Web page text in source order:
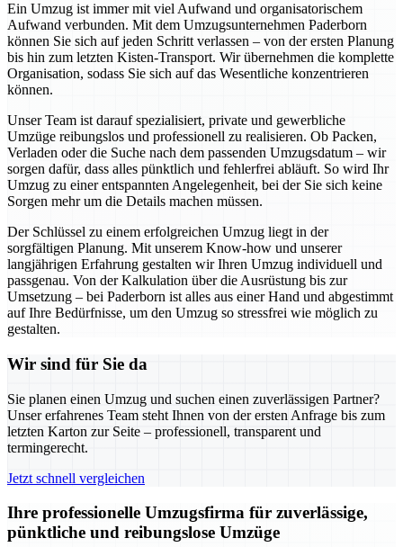
Ein Umzug ist immer mit viel Aufwand und organisatorischem
Aufwand verbunden. Mit dem Umzugsunternehmen Paderborn
können Sie sich auf jeden Schritt verlassen – von der ersten Planung
bis hin zum letzten Kisten-Transport. Wir übernehmen die komplette
Organisation, sodass Sie sich auf das Wesentliche konzentrieren
können.
Unser Team ist darauf spezialisiert, private und gewerbliche
Umzüge reibungslos und professionell zu realisieren. Ob Packen,
Verladen oder die Suche nach dem passenden Umzugsdatum – wir
sorgen dafür, dass alles pünktlich und fehlerfrei abläuft. So wird Ihr
Umzug zu einer entspannten Angelegenheit, bei der Sie sich keine
Sorgen mehr um die Details machen müssen.
Der Schlüssel zu einem erfolgreichen Umzug liegt in der
sorgfältigen Planung. Mit unserem Know-how und unserer
langjährigen Erfahrung gestalten wir Ihren Umzug individuell und
passgenau. Von der Kalkulation über die Ausrüstung bis zur
Umsetzung – bei Paderborn ist alles aus einer Hand und abgestimmt
auf Ihre Bedürfnisse, um den Umzug so stressfrei wie möglich zu
gestalten.
Wir sind für Sie da
Sie planen einen Umzug und suchen einen zuverlässigen Partner?
Unser erfahrenes Team steht Ihnen von der ersten Anfrage bis zum
letzten Karton zur Seite – professionell, transparent und
termingerecht.
Jetzt schnell vergleichen
Ihre professionelle Umzugsfirma für zuverlässige,
pünktliche und reibungslose Umzüge